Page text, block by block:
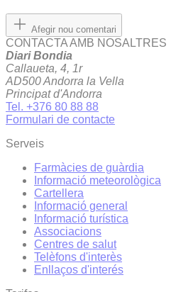
Afegir nou comentari
CONTACTA AMB NOSALTRES
Diari Bondia
Callaueta, 4, 1r
AD500 Andorra la Vella
Principat d'Andorra
Tel. +376 80 88 88
Formulari de contacte
Serveis
Farmàcies de guàrdia
Informació meteorològica
Cartellera
Informació general
Informació turística
Associacions
Centres de salut
Telèfons d'interès
Enllaços d'interés